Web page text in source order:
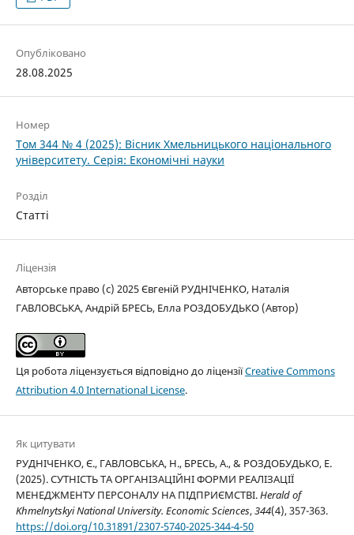
Опубліковано
28.08.2025
Номер
Том 344 № 4 (2025): Вісник Хмельницького національного
університету. Серія: Економічні науки
Розділ
Статті
Ліцензія
Авторське право (c) 2025 Євгеній РУДНІЧЕНКО, Наталія
ГАВЛОВСЬКА, Андрій БРЕСЬ, Елла РОЗДОБУДЬКО (Автор)
Ця робота ліцензується відповідно до ліцензіїCreative Commons
Attribution 4.0 International License.
Як цитувати
РУДНІЧЕНКО, Є., ГАВЛОВСЬКА, Н., БРЕСЬ, А., & РОЗДОБУДЬКО, Е.
(2025). СУТНІСТЬ ТА ОРГАНІЗАЦІЙНІ ФОРМИ РЕАЛІЗАЦІЇ
МЕНЕДЖМЕНТУ ПЕРСОНАЛУ НА ПІДПРИЄМСТВІ.Herald of
Khmelnytskyi National University. Economic Sciences,344(4), 357-363.
https://doi.org/10.31891/2307-5740-2025-344-4-50